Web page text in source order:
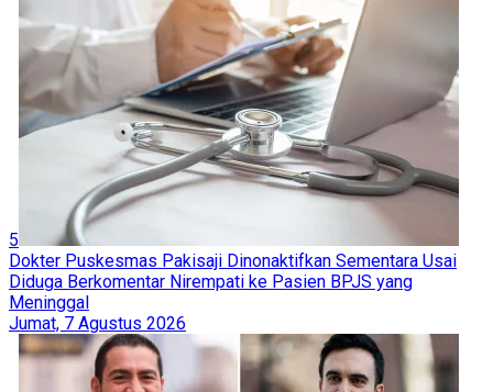
5
Dokter Puskesmas Pakisaji Dinonaktifkan Sementara Usai
Diduga Berkomentar Nirempati ke Pasien BPJS yang
Meninggal
Jumat, 7 Agustus 2026